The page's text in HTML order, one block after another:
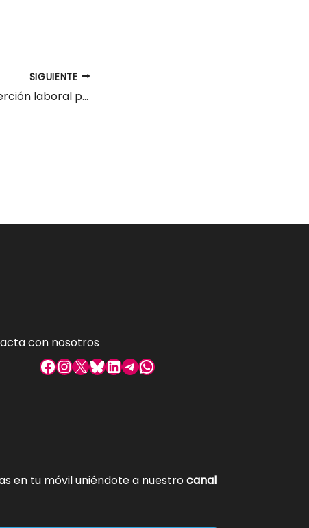
SIGUIENTE
Docente C.P. Inserción laboral personas con discapacidad Torrelavega
con nosotros
Facebook
Instagram
X Bluesky
LinkedIn
Telegram
WhatsApp
en tu móvil uniéndote a nuestrocanal